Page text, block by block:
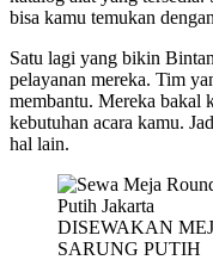
bisa kamu temukan
Satu lagi yang bikin
pelayanan mereka. Tim
membantu. Mereka bakal
kebutuhan acara kamu.
hal lain.
DISEWAKAN
SARUNG PUTIH